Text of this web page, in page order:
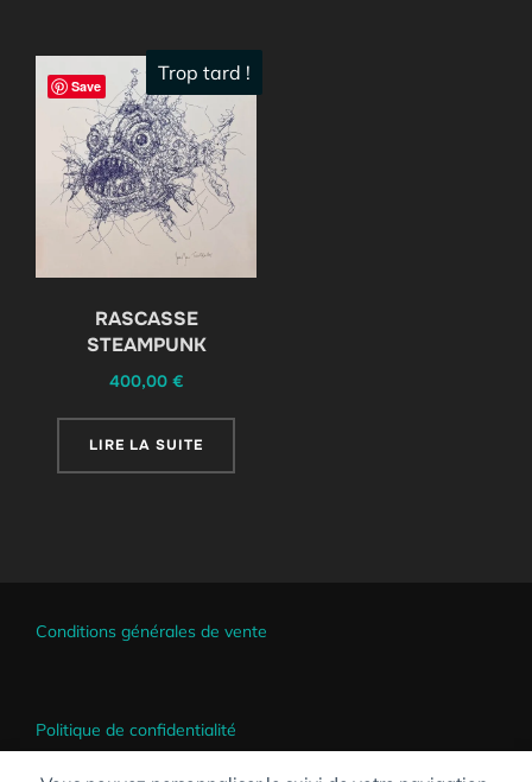
Save
Trop tard !
RASCASSE
STEAMPUNK
400,00 €
LIRE LA SUITE
Conditions générales de vente
Politique de confidentialité